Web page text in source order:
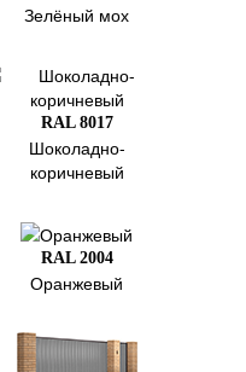
Зелёный мох
RAL 8017
Шоколадно-
коричневый
RAL 2004
Оранжевый